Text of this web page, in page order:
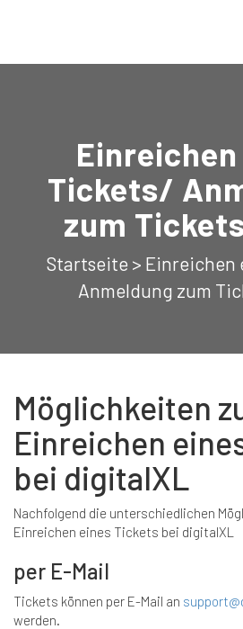
Tickets/
zum
Startseite > Einreichen
Anmeldung zum
Möglichkeiten
Einreichen
bei digitalXL
Nachfolgend die unterschiedlichen
Einreichen eines Tickets bei digitalXL
per E-Mail
Tickets können per E-Mail an
werden.